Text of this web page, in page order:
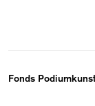
Fonds